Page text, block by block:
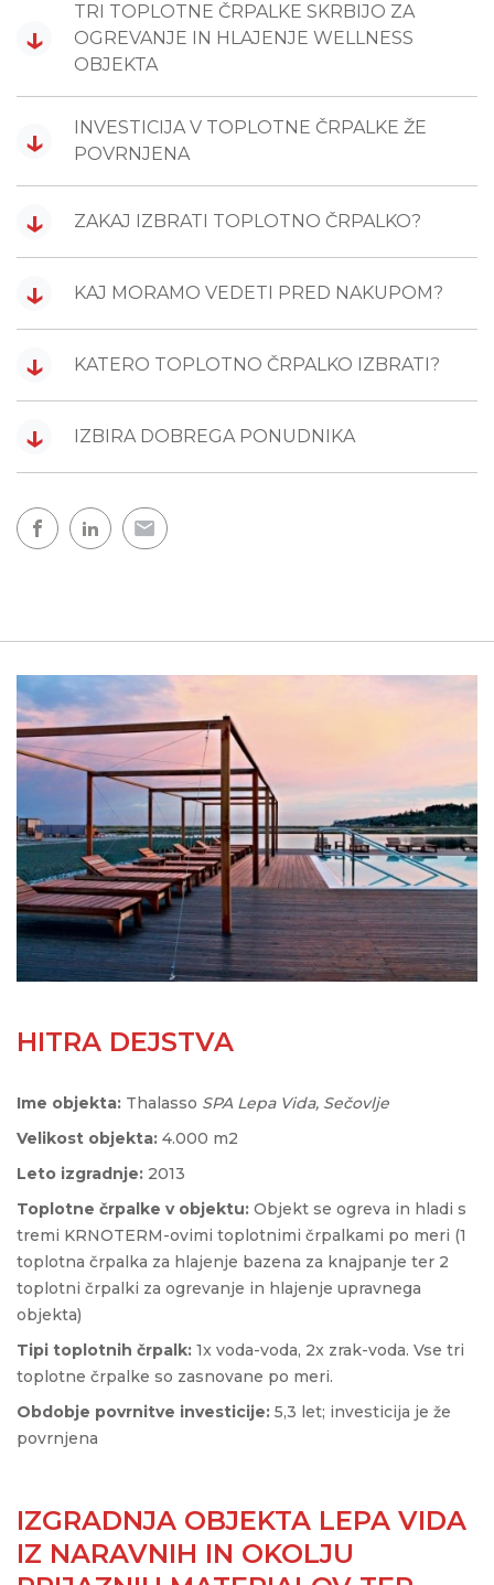
↓
TRI TOPLOTNE ČRPALKE SKRBIJO ZA
OGREVANJE IN HLAJENJE WELLNESS
OBJEKTA
↓
INVESTICIJA V TOPLOTNE ČRPALKE ŽE
POVRNJENA
↓ ZAKAJ IZBRATI TOPLOTNO ČRPALKO?
↓ KAJ MORAMO VEDETI PRED NAKUPOM?
↓ KATERO TOPLOTNO ČRPALKO IZBRATI?
↓ IZBIRA DOBREGA PONUDNIKA
HITRA DEJSTVA
Ime objekta: Thalasso SPA Lepa Vida, Sečovlje
Velikost objekta: 4.000 m2
Leto izgradnje: 2013
Toplotne črpalke v objektu: Objekt se ogreva in hladi s
tremi KRNOTERM-ovimi toplotnimi črpalkami po meri (1
toplotna črpalka za hlajenje bazena za knajpanje ter 2
toplotni črpalki za ogrevanje in hlajenje upravnega
objekta)
Tipi toplotnih črpalk: 1x voda-voda, 2x zrak-voda. Vse tri
toplotne črpalke so zasnovane po meri.
Obdobje povrnitve investicije: 5,3 let; investicija je že
povrnjena
IZGRADNJA OBJEKTA LEPA VIDA
IZ NARAVNIH IN OKOLJU